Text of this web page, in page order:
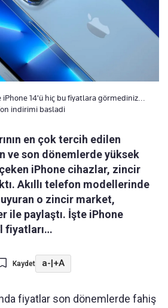
iPhone 14'ü hiç bu fiyatlara görmediniz...
indirimi basladi
en çok tercih edilen
ve son dönemlerde yüksek
iPhone cihazlar, zincir
Akıllı telefon modellerinde
o zincir market,
ile paylaştı. İşte iPhone
fiyatları…
Kaydet a-|+A
fiyatlar son dönemlerde fahiş